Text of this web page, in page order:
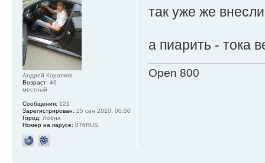
так уже же
а пиарить - тока
Open 800
Андрей Коротков
Возраст: 46
местный
Сообщения: 121
Зарегистрирован: 25 сен 2010, 00:50
Город: Лобня
Номер на парусе: 076RUS